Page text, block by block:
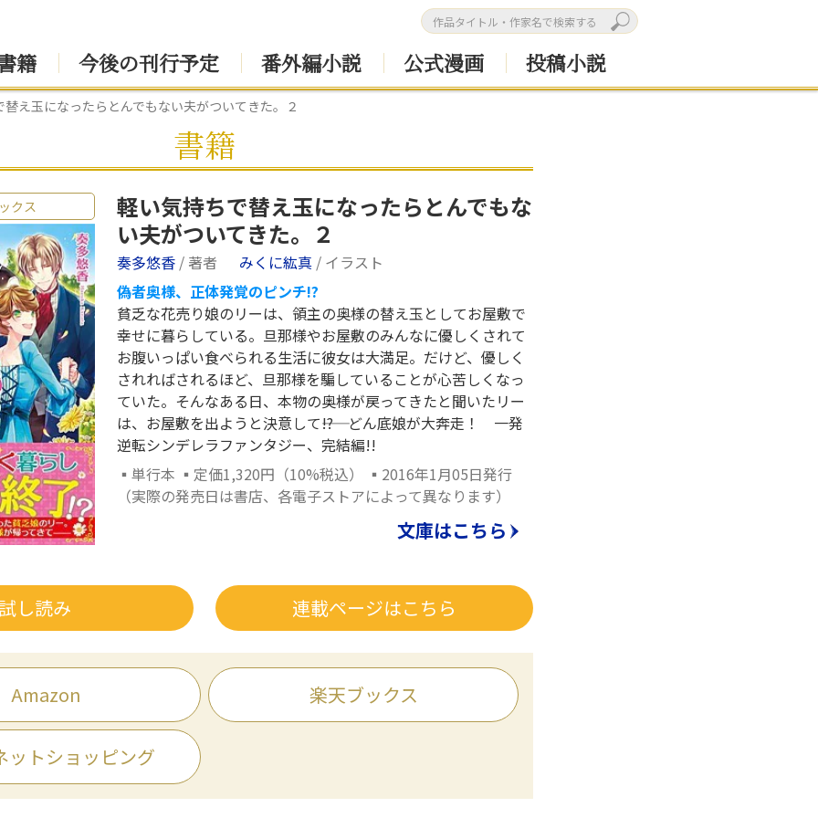
籍 今後の刊行予定 番外編小説 公式漫画 投稿小説
替え玉になったらとんでもない夫がついてきた。２
書籍
クス
軽い気持ちで替え玉になったらとんでもな
い夫がついてきた。２
奏多悠香 / 著者 みくに紘真 / イラスト
偽者奥様、正体発覚のピンチ!?
貧乏な花売り娘のリーは、領主の奥様の替え玉としてお屋敷で
幸せに暮らしている。旦那様やお屋敷のみんなに優しくされて
お腹いっぱい食べられる生活に彼女は大満足。だけど、優しく
されればされるほど、旦那様を騙していることが心苦しくなっ
ていた。そんなある日、本物の奥様が戻ってきたと聞いたリー
は、お屋敷を出ようと決意して――!? どん底娘が大奔走！ 一発
逆転シンデレラファンタジー、完結編!!
▪単行本 ▪定価1,320円（10%税込） ▪2016年1月05日発行
（実際の発売日は書店、各電子ストアによって異なります）
文庫はこちら
し読み 連載ページはこちら
Amazon 楽天ブックス
ットショッピング